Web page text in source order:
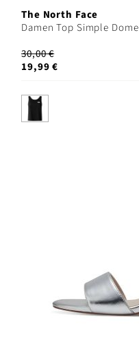
The North Face
Damen Top Simple Dome
30,00 €
19,99 €